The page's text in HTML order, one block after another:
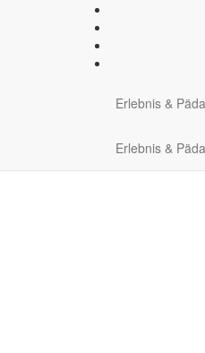
Erlebnis &
Erlebnis &
Ausrüstung: